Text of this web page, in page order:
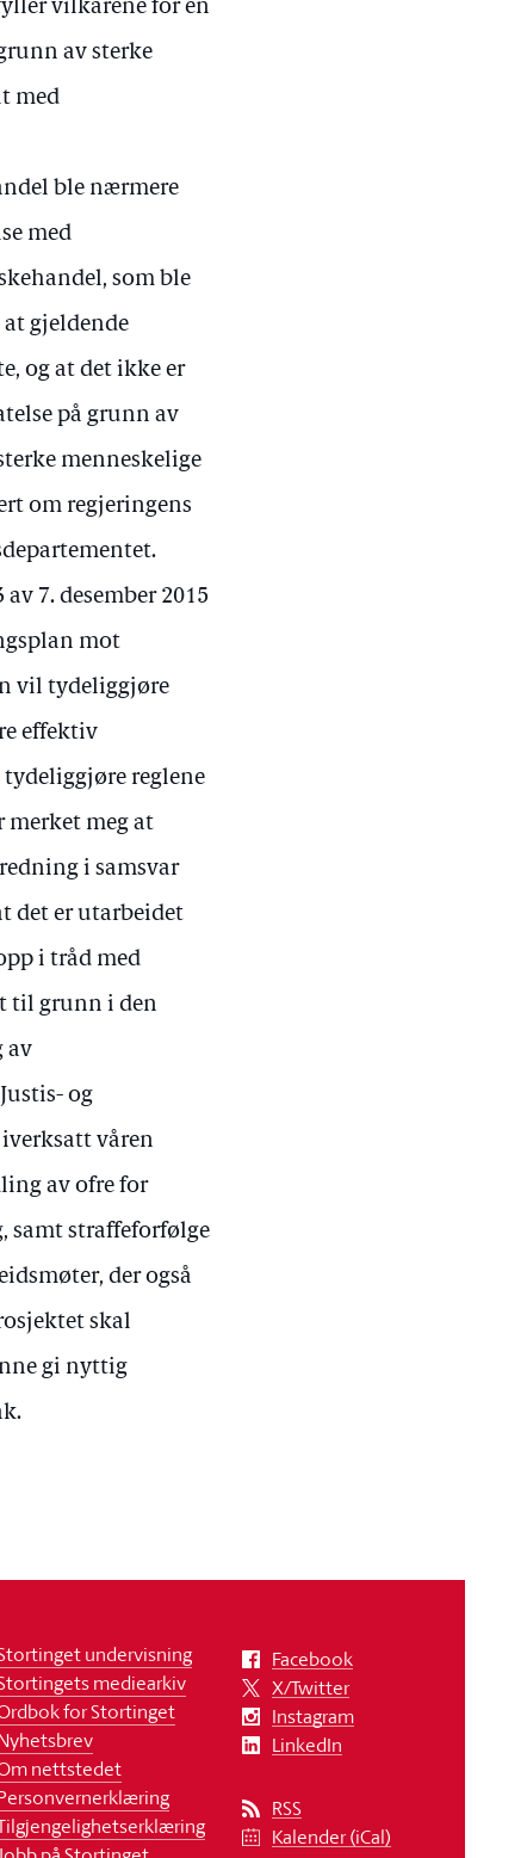
vilkårene for en
av sterke
med
ble nærmere
med
som ble
at gjeldende
og at det ikke er
på grunn av
menneskelige
om regjeringens
7. desember 2015
mot
vil tydeliggjøre
effektiv
reglene
merket meg at
i samsvar
det er utarbeidet
i tråd med
til grunn i den
av
og
våren
av ofre for
samt straffeforfølge
der også
skal
gi nyttig
undervisning
mediearkiv
for Stortinget
nettstedet
Facebook
X/Twitter
Instagram
LinkedIn
RSS
Kalender (iCal)